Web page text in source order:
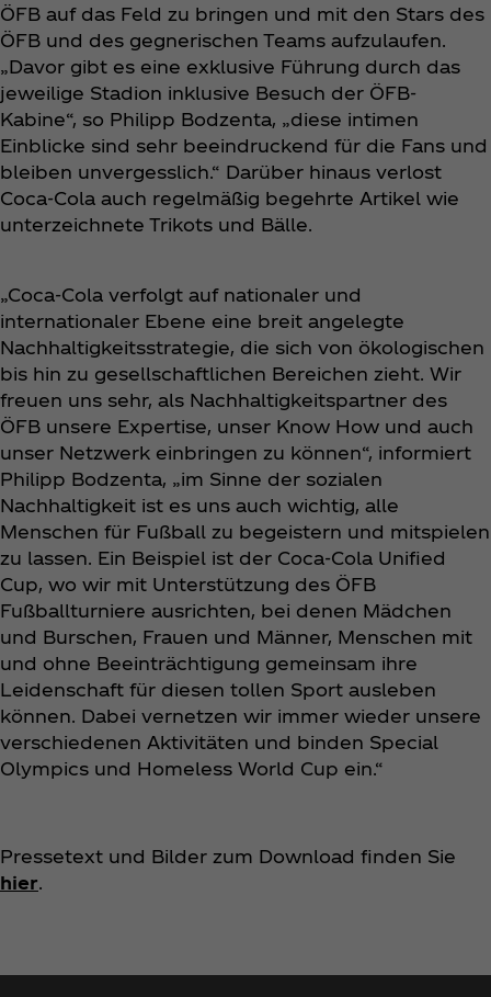
ÖFB auf das Feld zu bringen und mit den Stars des
ÖFB und des gegnerischen Teams aufzulaufen.
„Davor gibt es eine exklusive Führung durch das
jeweilige Stadion inklusive Besuch der ÖFB-
Kabine“, so Philipp Bodzenta, „diese intimen
Einblicke sind sehr beeindruckend für die Fans und
bleiben unvergesslich.“ Darüber hinaus verlost
Coca‑Cola auch regelmäßig begehrte Artikel wie
unterzeichnete Trikots und Bälle.
„Coca‑Cola verfolgt auf nationaler und
internationaler Ebene eine breit angelegte
Nachhaltigkeitsstrategie, die sich von ökologischen
bis hin zu gesellschaftlichen Bereichen zieht. Wir
freuen uns sehr, als Nachhaltigkeitspartner des
ÖFB unsere Expertise, unser Know How und auch
unser Netzwerk einbringen zu können“, informiert
Philipp Bodzenta, „im Sinne der sozialen
Nachhaltigkeit ist es uns auch wichtig, alle
Menschen für Fußball zu begeistern und mitspielen
zu lassen. Ein Beispiel ist der Coca‑Cola Unified
Cup, wo wir mit Unterstützung des ÖFB
Fußballturniere ausrichten, bei denen Mädchen
und Burschen, Frauen und Männer, Menschen mit
und ohne Beeinträchtigung gemeinsam ihre
Leidenschaft für diesen tollen Sport ausleben
können. Dabei vernetzen wir immer wieder unsere
verschiedenen Aktivitäten und binden Special
Olympics und Homeless World Cup ein.“
Pressetext und Bilder zum Download finden Sie
hier